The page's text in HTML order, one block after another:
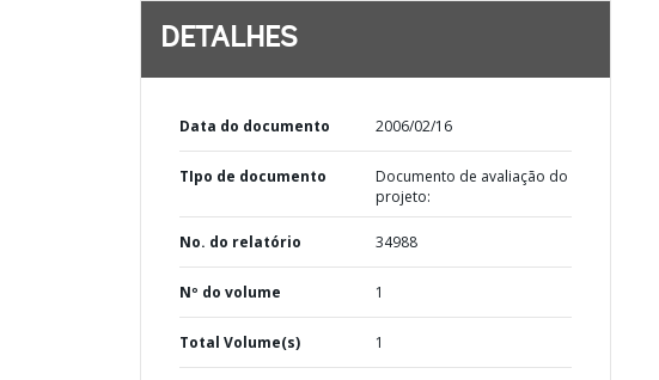
DETALHES
Data do documento 2006/02/16
TIpo de documento
Documento de avaliação do
projeto:
No. do relatório 34988
Nº do volume 1
Total Volume(s) 1